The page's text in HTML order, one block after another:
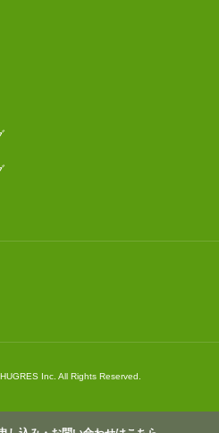
Inc. All Rights Reserved.